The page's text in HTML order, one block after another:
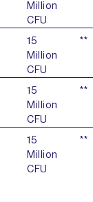
Million
CFU
15
Million
CFU
**
15
Million
CFU
**
15
Million
CFU
**